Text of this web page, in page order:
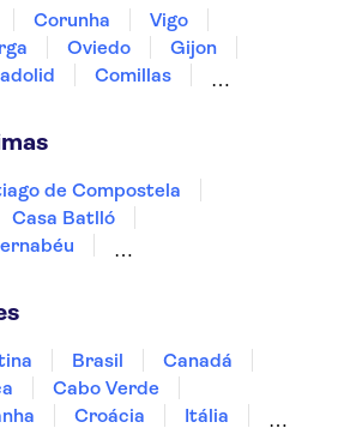
Corunha
Vigo
Oviedo
Gijon
Comillas
de Compostela
Casa Batlló
Museu Thyssen-Bornemisza
do Atlético de Madrid
Parks
Parque Warner
Brasil
Canadá
Cabo Verde
Croácia
Itália